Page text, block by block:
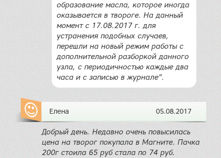
образование масла, которое иногда
оказывается в твороге. На данный
момент с 17.08.2017 г. для
устранения подобных случаев,
перешли на новый режим работы с
дополнительной разборкой данного
узла, с периодичностью каждые два
часа и с записью в журнале".
Елена 05.08.2017
Добрый день. Недавно очень повысилась
цена на творог покупала в Магните. Пачка
200г стоила 65 руб стала по 74 руб.